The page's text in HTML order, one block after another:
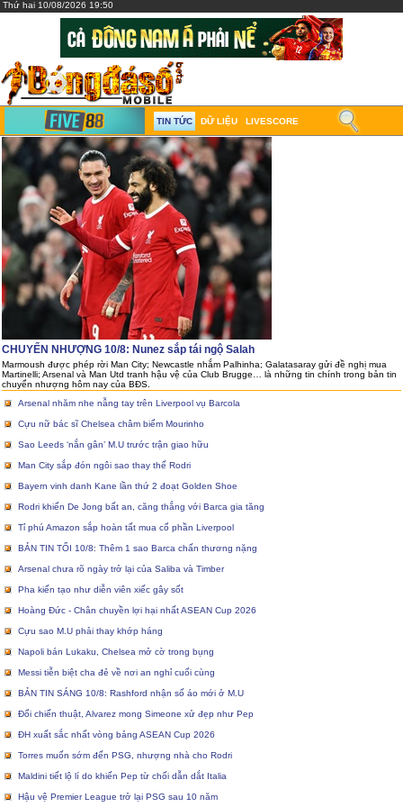
Thứ hai 10/08/2026 19:50
TIN TỨC DỮ LIỆU LIVESCORE
CHUYỂN NHƯỢNG 10/8: Nunez sắp tái ngộ Salah
Marmoush được phép rời Man City; Newcastle nhắm Palhinha; Galatasaray gửi đề nghị mua
Martinelli; Arsenal và Man Utd tranh hậu vệ của Club Brugge… là những tin chính trong bản tin
chuyển nhượng hôm nay của BĐS.
Arsenal nhăm nhe nẫng tay trên Liverpool vụ Barcola
Cựu nữ bác sĩ Chelsea châm biếm Mourinho
Sao Leeds ‘nắn gân’ M.U trước trận giao hữu
Man City sắp đón ngôi sao thay thế Rodri
Bayern vinh danh Kane lần thứ 2 đoạt Golden Shoe
Rodri khiến De Jong bất an, căng thẳng với Barca gia tăng
Tỉ phú Amazon sắp hoàn tất mua cổ phần Liverpool
BẢN TIN TỐI 10/8: Thêm 1 sao Barca chấn thương nặng
Arsenal chưa rõ ngày trở lại của Saliba và Timber
Pha kiến tạo như diễn viên xiếc gây sốt
Hoàng Đức - Chân chuyền lợi hại nhất ASEAN Cup 2026
Cựu sao M.U phải thay khớp háng
Napoli bán Lukaku, Chelsea mở cờ trong bụng
Messi tiễn biệt cha đẻ về nơi an nghỉ cuối cùng
BẢN TIN SÁNG 10/8: Rashford nhận số áo mới ở M.U
Đổi chiến thuật, Alvarez mong Simeone xử đẹp như Pep
ĐH xuất sắc nhất vòng bảng ASEAN Cup 2026
Torres muốn sớm đến PSG, nhượng nhà cho Rodri
Maldini tiết lộ lí do khiến Pep từ chối dẫn dắt Italia
Hậu vệ Premier League trở lại PSG sau 10 năm